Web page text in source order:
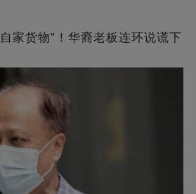
家货物”！华裔老板连环说谎下